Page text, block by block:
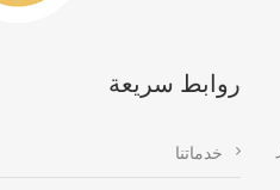
روابط سريعة
خدماتنا